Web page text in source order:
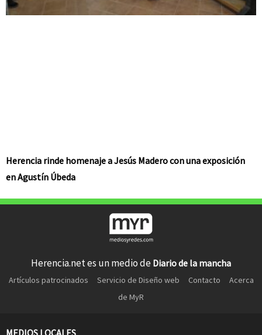
Herencia rinde homenaje a Jesús Madero con una exposición
en Agustín Úbeda
Herencia.net es un medio de Diario de la mancha
Artículos patrocinados Servicio de Diseño web Contacto
Acerca
de MyR